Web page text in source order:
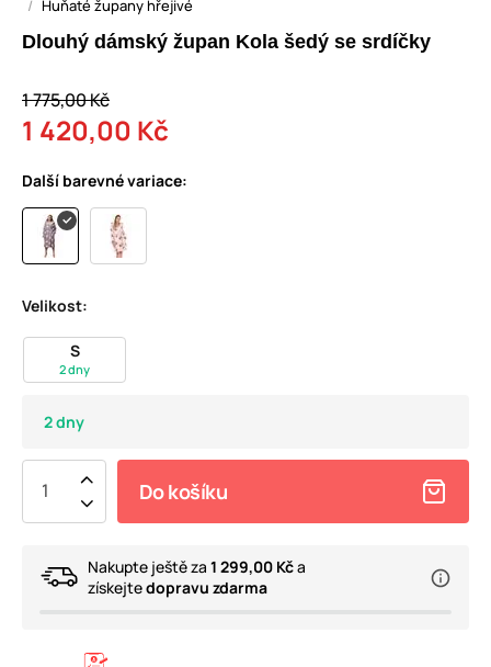
Huňaté župany hřejivé
Dlouhý dámský župan Kola šedý se srdíčky
1 775,00 Kč
1 420,00 Kč
Další barevné variace:
Velikost:
S
2 dny
2 dny
Do košíku
Nakupte ještě za 1 299,00 Kča
získejtedopravu zdarma